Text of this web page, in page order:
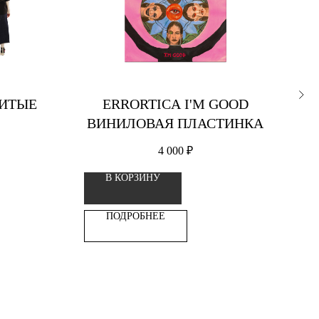
ERRORTICA I'M GOOD
ВИНИЛОВАЯ ПЛАСТИНКА
4 000 ₽
В КОРЗИНУ
ПОДРОБНЕЕ